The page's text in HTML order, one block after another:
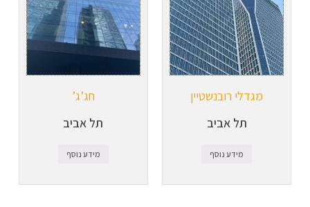
מגדלי רובנשטיין
תל אביב
מידע נוסף
חג’ג’
תל אביב
מידע נוסף